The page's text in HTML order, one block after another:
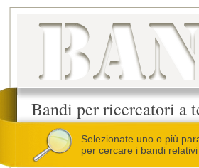
Bandi per ricercatori a
Selezionate uno o più
per cercare i bandi relativi